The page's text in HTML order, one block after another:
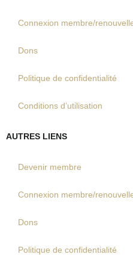
Connexion membre/
Dons
Politique de confidentialité
Conditions d’utilisation
AUTRES LIENS
Devenir membre
Connexion membre/
Dons
Politique de confidentialité